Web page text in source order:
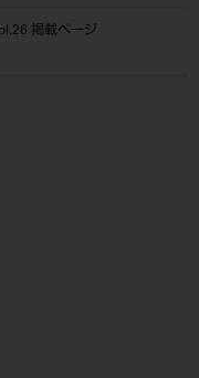
掲載ページ